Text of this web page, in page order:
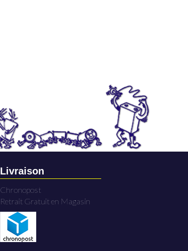
Livraison
Chronopost
Retrait Gratuit en Magasin